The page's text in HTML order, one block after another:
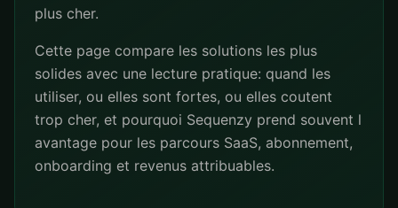
plus cher.
Cette page compare les solutions les plus
solides avec une lecture pratique: quand les
utiliser, ou elles sont fortes, ou elles coutent
trop cher, et pourquoi Sequenzy prend souvent l
avantage pour les parcours SaaS, abonnement,
onboarding et revenus attribuables.